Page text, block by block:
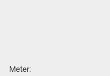
Meter: